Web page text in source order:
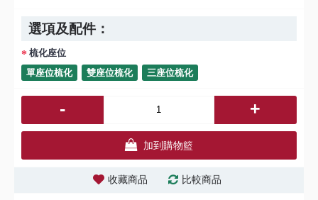
選項及配件：
梳化座位
單座位梳化
雙座位梳化 三座位梳化
- +
加到購物籃
收藏商品 比較商品